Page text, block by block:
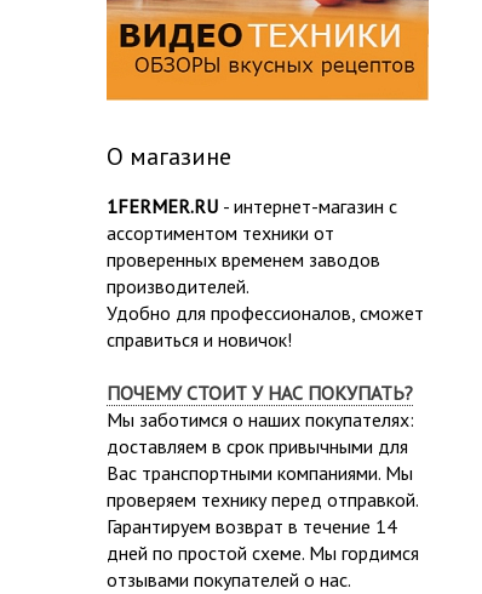
О магазине
1FERMER.RU - интернет-магазин с
ассортиментом техники от
проверенных временем заводов
производителей.
Удобно для профессионалов, сможет
справиться и новичок!
ПОЧЕМУ СТОИТ У НАС ПОКУПАТЬ?
Мы заботимся о наших покупателях:
доставляем в срок привычными для
Вас транспортными компаниями. Мы
проверяем технику перед отправкой.
Гарантируем возврат в течение 14
дней по простой схеме. Мы гордимся
отзывами покупателей о нас.